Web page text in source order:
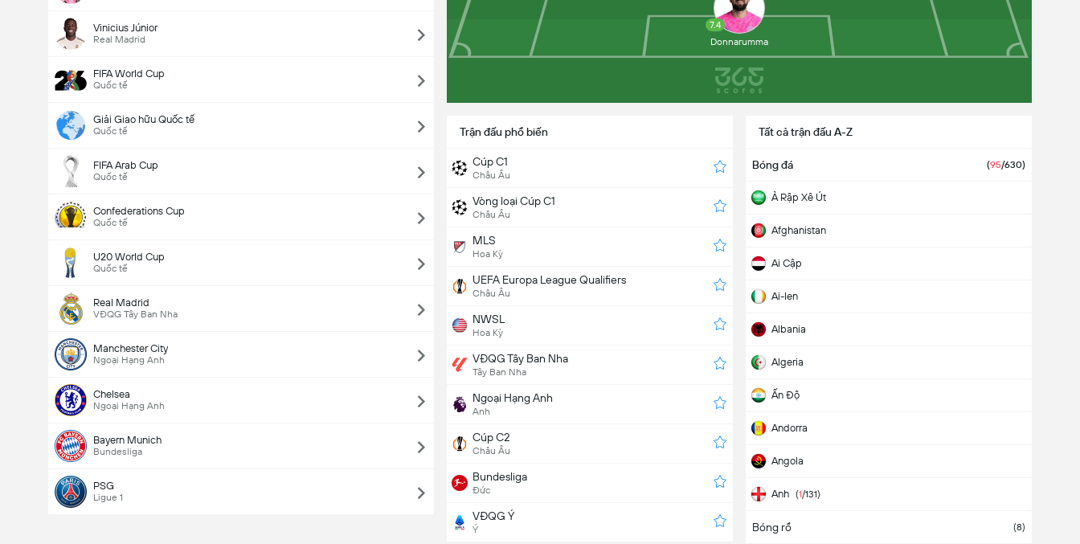
Vinicius Júnior
Real Madrid
FIFA World Cup
Quốc tế
Giải Giao hữu Quốc tế
Quốc tế
FIFA Arab Cup
Quốc tế
Confederations Cup
Quốc tế
U20 World Cup
Quốc tế
Real Madrid
VĐQG Tây Ban Nha
Manchester City
Ngoại Hạng Anh
Chelsea
Ngoại Hạng Anh
Bayern Munich
Bundesliga
PSG
Ligue 1
7.4
Donnarumma
Trận đấu phổ biến
Cúp C1
Châu Âu
Vòng loại Cúp C1
Châu Âu
MLS
Hoa Kỳ
UEFA Europa League Qualifiers
Châu Âu
NWSL
Hoa Kỳ
VĐQG Tây Ban Nha
Tây Ban Nha
Ngoại Hạng Anh
Anh
Cúp C2
Châu Âu
Bundesliga
Đức
VĐQG Ý
Ý
Tất cả trận đấu A-Z
Bóng đá (95/630)
Ả Rập Xê Út
Afghanistan
Ai Cập
Ai-len
Albania
Algeria
Ấn Độ
Andorra
Angola
Anh (1/131)
Antigua & Barbuda
Bóng rổ (8)